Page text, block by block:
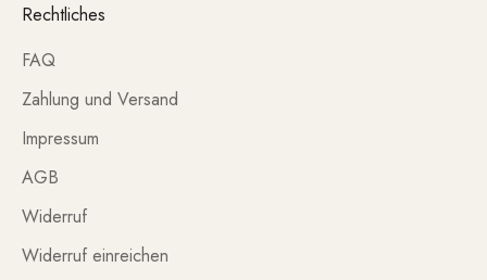
Rechtliches
FAQ
Zahlung und Versand
Impressum
AGB
Widerruf
Widerruf einreichen